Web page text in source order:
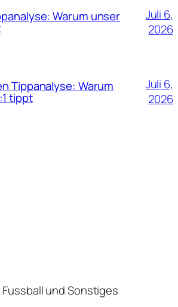
Warum unser
Juli 6,
2026
Tippanalyse: Warum
tippt
Juli 6,
2026
und Sonstiges